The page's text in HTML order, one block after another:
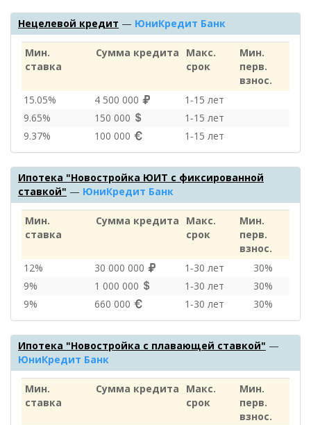
Нецелевой кредит — ЮниКредит Банк
Мин.
ставка
Сумма кредита
Макс.
срок
Мин.
перв.
взнос.
15.05%
4 500 000
1‑15 лет
9.65%
150 000
1‑15 лет
9.37%
100 000 1‑15 лет
Ипотека "Новостройка ЮИТ с фиксированной
ставкой" — ЮниКредит Банк
Мин.
ставка
Сумма кредита
Макс.
срок
Мин.
перв.
взнос.
12%
30 000 000 1‑30 лет
30%
9%
1 000 000 1‑30 лет
30%
9%
660 000 1‑30 лет 30%
Ипотека "Новостройка с плавающей ставкой" —
ЮниКредит Банк
Мин.
ставка
Сумма кредита
Макс.
срок
Мин.
перв.
взнос.